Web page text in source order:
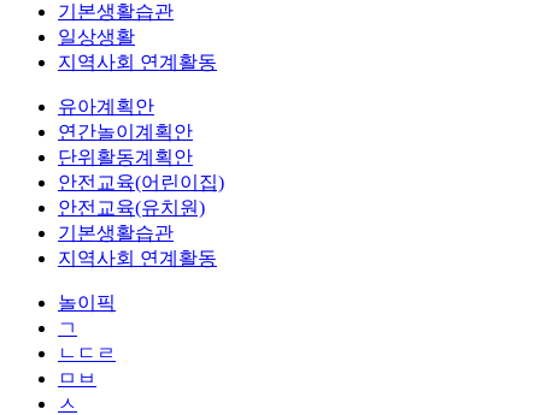
기본생활습관
일상생활
지역사회 연계활동
유아계획안
연간놀이계획안
단위활동계획안
안전교육(어린이집)
안전교육(유치원)
기본생활습관
지역사회 연계활동
놀이픽
ㄱ
ㄴㄷㄹ
ㅁㅂ
ㅅ